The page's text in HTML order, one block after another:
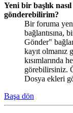
Yeni bir başlık
gönderebilirim?
Bir foruma
bağlantısına,
Gönder"
kayıt olmanız
kısımlarında
görebilirsiniz.
Dosya ekleri
Başa dön